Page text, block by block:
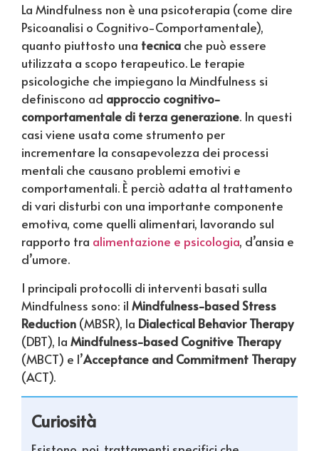
La Mindfulness non è una psicoterapia (come dire
Psicoanalisi o Cognitivo-Comportamentale),
quanto piuttosto una tecnica che può essere
utilizzata a scopo terapeutico. Le terapie
psicologiche che impiegano la Mindfulness si
definiscono ad approccio cognitivo-
comportamentale di terza generazione. In questi
casi viene usata come strumento per
incrementare la consapevolezza dei processi
mentali che causano problemi emotivi e
comportamentali. È perciò adatta al trattamento
di vari disturbi con una importante componente
emotiva, come quelli alimentari, lavorando sul
rapporto tra alimentazione e psicologia, d’ansia e
d’umore.
I principali protocolli di interventi basati sulla
Mindfulness sono: il Mindfulness-based Stress
Reduction (MBSR), la Dialectical Behavior Therapy
(DBT), la Mindfulness-based Cognitive Therapy
(MBCT) e l’Acceptance and Commitment Therapy
(ACT).
Curiosità